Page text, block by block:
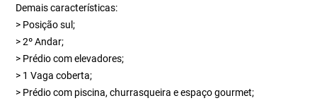
Demais características:
> Posição sul;
> 2º Andar;
> Prédio com elevadores;
> 1 Vaga coberta;
> Prédio com piscina, churrasqueira e espaço gourmet;